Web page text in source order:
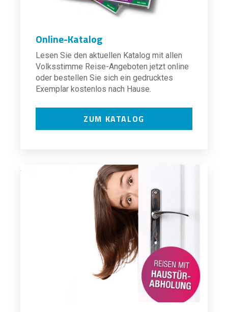
Online-Katalog
Lesen Sie den aktuellen Katalog mit allen
Volksstimme Reise-Angeboten jetzt online
oder bestellen Sie sich ein gedrucktes
Exemplar kostenlos nach Hause.
ZUM KATALOG